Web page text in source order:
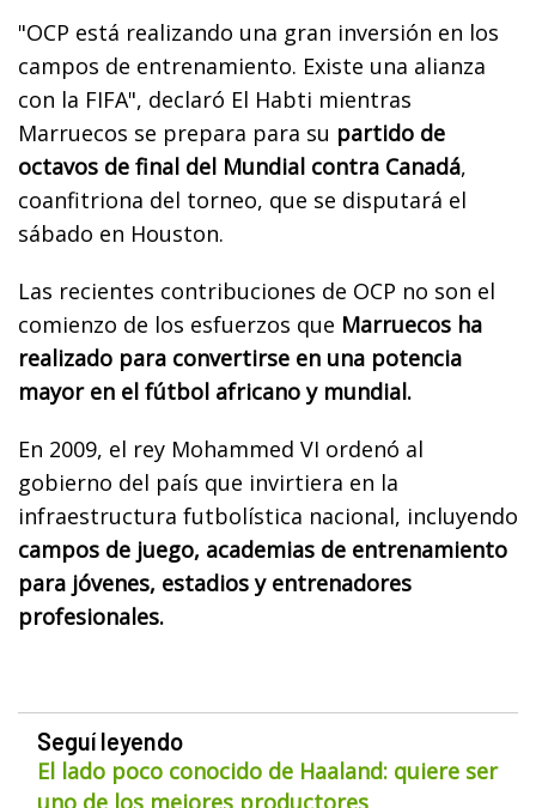
"OCP está realizando una gran inversión en los
campos de entrenamiento. Existe una alianza
con la FIFA", declaró El Habti mientras
Marruecos se prepara para su partido de
octavos de final del Mundial contra Canadá,
coanfitriona del torneo, que se disputará el
sábado en Houston.
Las recientes contribuciones de OCP no son el
comienzo de los esfuerzos que Marruecos ha
realizado para convertirse en una potencia
mayor en el fútbol africano y mundial.
En 2009, el rey Mohammed VI ordenó al
gobierno del país que invirtiera en la
infraestructura futbolística nacional, incluyendo
campos de juego, academias de entrenamiento
para jóvenes, estadios y entrenadores
profesionales.
Seguí leyendo
El lado poco conocido de Haaland: quiere ser
uno de los mejores productores